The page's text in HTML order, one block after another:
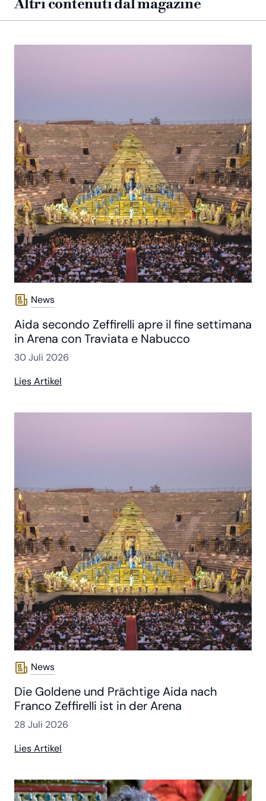
Altri contenuti dal magazine
News
Aida secondo Zeffirelli apre il fine settimana
in Arena con Traviata e Nabucco
30 Juli 2026
Lies Artikel
News
Die Goldene und Prächtige Aida nach
Franco Zeffirelli ist in der Arena
28 Juli 2026
Lies Artikel